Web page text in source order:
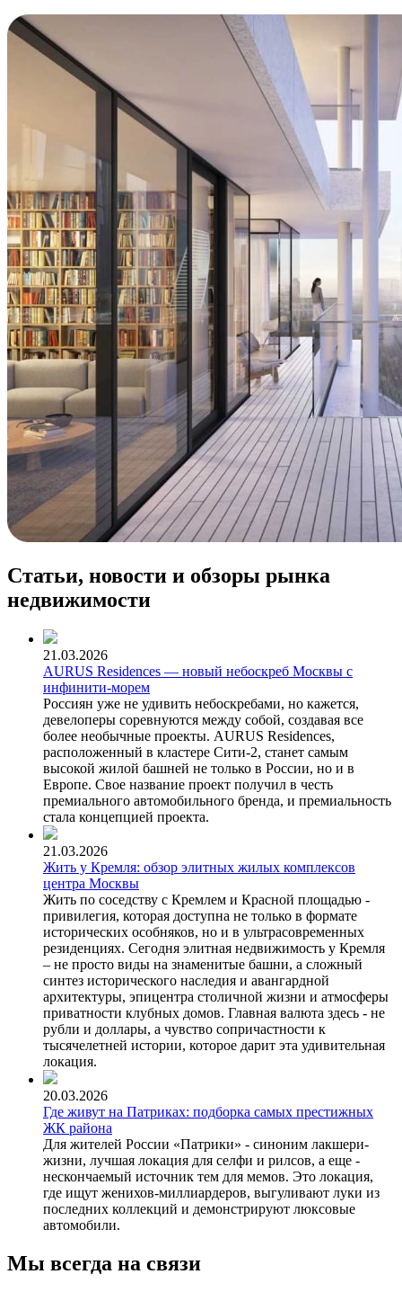
Статьи, новости и обзоры рынка
недвижимости
21.03.2026
AURUS Residences — новый небоскреб Москвы с
инфинити-морем
Россиян уже не удивить небоскребами, но кажется,
девелоперы соревнуются между собой, создавая все
более необычные проекты. AURUS Residences,
расположенный в кластере Сити-2, станет самым
высокой жилой башней не только в России, но и в
Европе. Свое название проект получил в честь
премиального автомобильного бренда, и премиальность
стала концепцией проекта.
21.03.2026
Жить у Кремля: обзор элитных жилых комплексов
центра Москвы
Жить по соседству с Кремлем и Красной площадью -
привилегия, которая доступна не только в формате
исторических особняков, но и в ультрасовременных
резиденциях. Сегодня элитная недвижимость у Кремля
– не просто виды на знаменитые башни, а сложный
синтез исторического наследия и авангардной
архитектуры, эпицентра столичной жизни и атмосферы
приватности клубных домов. Главная валюта здесь - не
рубли и доллары, а чувство сопричастности к
тысячелетней истории, которое дарит эта удивительная
локация.
20.03.2026
Где живут на Патриках: подборка самых престижных
ЖК района
Для жителей России «Патрики» - синоним лакшери-
жизни, лучшая локация для селфи и рилсов, а еще -
нескончаемый источник тем для мемов. Это локация,
где ищут женихов-миллиардеров, выгуливают луки из
последних коллекций и демонстрируют люксовые
автомобили.
Мы всегда на связи